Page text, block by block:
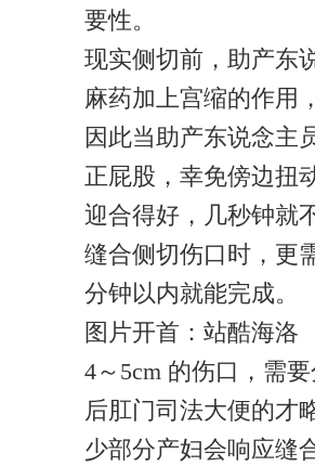
要性。
现实侧切前，助产东
麻药加上宫缩的作用
因此当助产东说念主
正屁股，幸免傍边扭
迎合得好，几秒钟就
缝合侧切伤口时，更
分钟以内就能完成。
图片开首：站酷海洛
4～5cm 的伤口，需
后肛门司法大便的才
少部分产妇会响应缝